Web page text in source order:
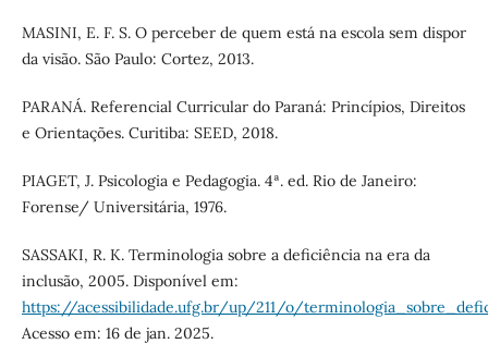
MASINI, E. F. S. O perceber de quem está na escola sem dispor
da visão. São Paulo: Cortez, 2013.
PARANÁ. Referencial Curricular do Paraná: Princípios, Direitos
e Orientações. Curitiba: SEED, 2018.
PIAGET, J. Psicologia e Pedagogia. 4ª. ed. Rio de Janeiro:
Forense/ Universitária, 1976.
SASSAKI, R. K. Terminologia sobre a deficiência na era da
inclusão, 2005. Disponível em:
https://acessibilidade.ufg.br/up/211/o/
Acesso em: 16 de jan. 2025.